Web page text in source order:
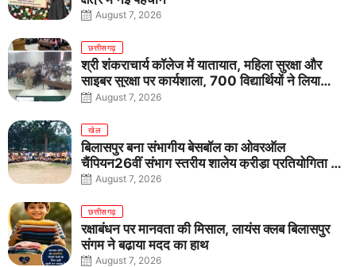
August 7, 2026
छत्तीसगढ़
श्री शंकराचार्य कॉलेज में यातायात, महिला सुरक्षा और
साइबर सुरक्षा पर कार्यशाला, 700 विद्यार्थियों ने लिया
जागरूकता का संकल्प
August 7, 2026
खेल
बिलासपुर बना संभागीय बेसबॉल का ओवरऑल
चैंपियन26वीं संभाग स्तरीय शालेय क्रीड़ा प्रतियोगिता में
तीनों आयु वर्गों में शानदार प्रदर्शन
August 7, 2026
छत्तीसगढ़
रक्षाबंधन पर मानवता की मिसाल, लायंस क्लब बिलासपुर
संगम ने बढ़ाया मदद का हाथ
August 7, 2026